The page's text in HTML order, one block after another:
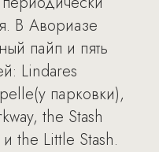
В Авориазе
пайп и пять
Lindares
парковки),
the Stash
the Little Stash.